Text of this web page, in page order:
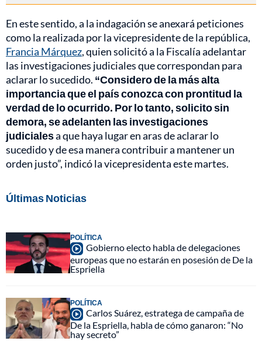
En este sentido, a la indagación se anexará peticiones
como la realizada por la vicepresidente de la república,
Francia Márquez, quien solicitó a la Fiscalía adelantar
las investigaciones judiciales que correspondan para
aclarar lo sucedido. “Considero de la más alta
importancia que el país conozca con prontitud la
verdad de lo ocurrido. Por lo tanto, solicito sin
demora, se adelanten las investigaciones
judicialesa que haya lugar en aras de aclarar lo
sucedido y de esa manera contribuir a mantener un
orden justo”, indicó la vicepresidenta este martes.
Últimas Noticias
POLÍTICA
Gobierno electo habla de delegaciones
europeas que no estarán en posesión de De la
Espriella
POLÍTICA
Carlos Suárez, estratega de campaña de
De la Espriella, habla de cómo ganaron: “No
hay secreto”